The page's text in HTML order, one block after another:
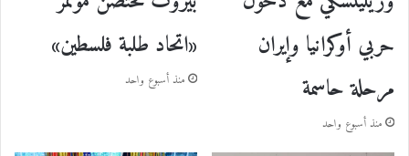
حربي أوكرانيا وإيران
مرحلة حاسمة
منذ أسبوع واحد
«اتحاد طلبة فلسطين»
منذ أسبوع واحد